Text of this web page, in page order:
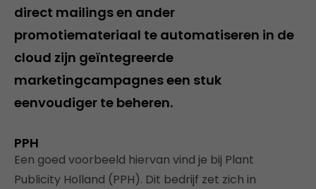
direct mailings en ander
promotiemateriaal te automatiseren in de
cloud zijn geïntegreerde
marketingcampagnes een stuk
eenvoudiger te beheren.
PPH
Een goed voorbeeld hiervan vind je bij Plant
Publicity Holland (PPH). Dit bedrijf zet zich in